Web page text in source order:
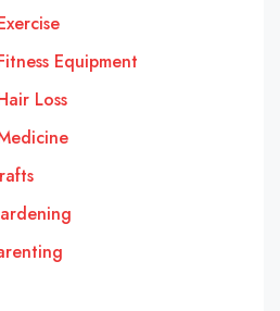
Equipment
Loss